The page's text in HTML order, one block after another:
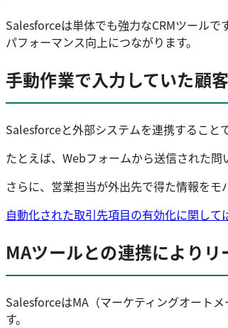
Salesforceは単体でも強力なCRMツール
パフォーマンス向上につながります。
手動作業で入力していた顧
Salesforceと外部システムを連携すること
たとえば、Webフォームから送信された
さらに、営業担当が外出先で得た情報をモ
自動化された取引先項目の有効化に関して
MAツールとの連携により
SalesforceはMA（マーケティングオート
す。